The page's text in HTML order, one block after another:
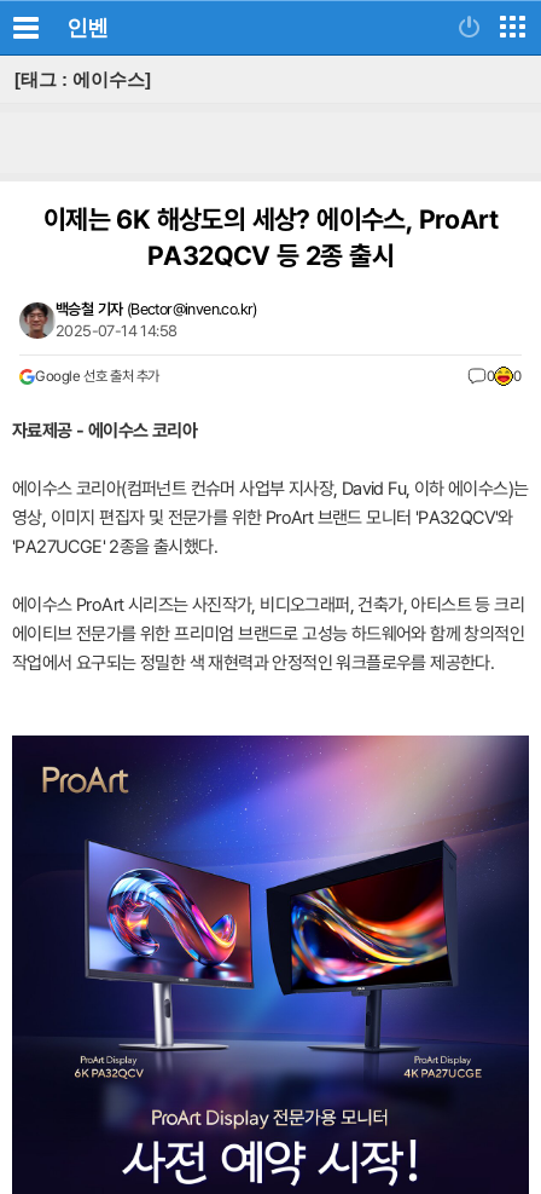
인벤
[태그 : 에이수스]
이제는 6K 해상도의 세상? 에이수스, ProArt
PA32QCV 등 2종 출시
백승철 기자 (Bector@inven.co.kr)
2025-07-14 14:58
Google 선호 출처 추가 0 0
자료제공 - 에이수스 코리아
에이수스 코리아(컴퍼넌트 컨슈머 사업부 지사장, David Fu, 이하 에이수스)는
영상, 이미지 편집자 및 전문가를 위한 ProArt 브랜드 모니터 'PA32QCV'와
'PA27UCGE' 2종을 출시했다.
에이수스 ProArt 시리즈는 사진작가, 비디오그래퍼, 건축가, 아티스트 등 크리
에이티브 전문가를 위한 프리미엄 브랜드로 고성능 하드웨어와 함께 창의적인
작업에서 요구되는 정밀한 색 재현력과 안정적인 워크플로우를 제공한다.